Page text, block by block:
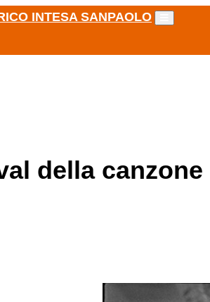
INTESA SANPAOLO
della